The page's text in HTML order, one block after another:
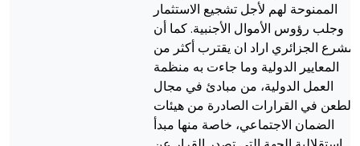
الممنوحة لهم لأجل تشجيع الاستثمار
وجلب رؤوس الأموال الأجنبية. كما أن
الجزائري اراد ان يقترب أكثر من
المعايير الدولية وما جاءت به منظمة
العمل الدولية، من مبادئ في مجال
الطعن في القرارات الصادرة من هيئات
الضمان الاجتماعي، خاصة منها مبدأ